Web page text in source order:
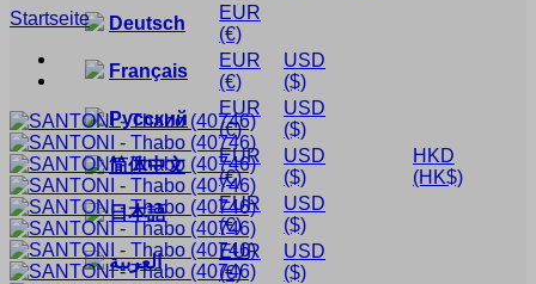
Deutsch
EUR
(€)
Français
EUR
(€)
USD
($)
Русский
EUR
(€)
USD
($)
简体中文
EUR
(€)
USD
($)
HKD
(HK$)
日本語
EUR
(€)
USD
($)
العربية
EUR
(€)
USD
($)
Startseite